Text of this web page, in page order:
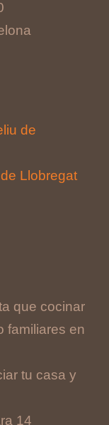
de
Llobregat
que cocinar
familiares en
tu casa y
14